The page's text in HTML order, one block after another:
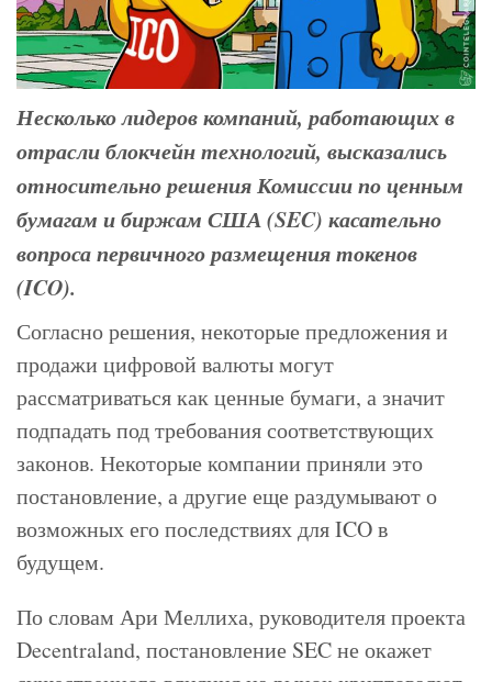
Несколько лидеров компаний, работающих в
отрасли блокчейн технологий, высказались
относительно решения Комиссии по ценным
бумагам и биржам США (SEC) касательно
вопроса первичного размещения токенов
(ICO).
Согласно решения, некоторые предложения и
продажи цифровой валюты могут
рассматриваться как ценные бумаги, а значит
подпадать под требования соответствующих
законов. Некоторые компании приняли это
постановление, а другие еще раздумывают о
возможных его последствиях для ICO в
будущем.
По словам Ари Меллиха, руководителя проекта
Decentraland, постановление SEC не окажет